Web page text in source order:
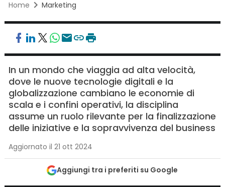
Home Marketing
In un mondo che viaggia ad alta velocità,
dove le nuove tecnologie digitali e la
globalizzazione cambiano le economie di
scala e i confini operativi, la disciplina
assume un ruolo rilevante per la finalizzazione
delle iniziative e la sopravvivenza del business
Aggiornato il 21 ott 2024
Aggiungi tra i preferiti su Google